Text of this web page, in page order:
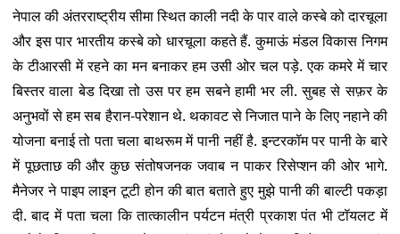
नेपाल की अंतरराष्ट्रीय सीमा स्थित काली नदी के पार वाले कस्बे को दारचूला
और इस पार भारतीय कस्बे को धारचूला कहते हैं. कुमाऊं मंडल विकास निगम
के टीआरसी में रहने का मन बनाकर हम उसी ओर चल पड़े. एक कमरे में चार
बिस्तर वाला बेड दिखा तो उस पर हम सबने हामी भर ली. सुबह से सफ़र के
अनुभवों से हम सब हैरान-परेशान थे. थकावट से निजात पाने के लिए नहाने की
योजना बनाई तो पता चला बाथरूम में पानी नहीं है. इन्टरकॉम पर पानी के बारे
में पूछताछ की और कुछ संतोषजनक जवाब न पाकर रिसेप्शन की ओर भागे.
मैनेजर ने पाइप लाइन टूटी होन की बात बताते हुए मुझे पानी की बाल्टी पकड़ा
दी. बाद में पता चला कि तात्कालीन पर्यटन मंत्री प्रकाश पंत भी टॉयलट में